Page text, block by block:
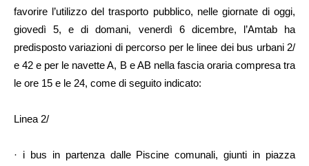
favorire l’utilizzo del trasporto pubblico, nelle giornate di oggi,
giovedì 5, e di domani, venerdì 6 dicembre, l’Amtab ha
predisposto variazioni di percorso per le linee dei bus urbani 2/
e 42 e per le navette A, B e AB nella fascia oraria compresa tra
le ore 15 e le 24, come di seguito indicato:
Linea 2/
· i bus in partenza dalle Piscine comunali, giunti in piazza